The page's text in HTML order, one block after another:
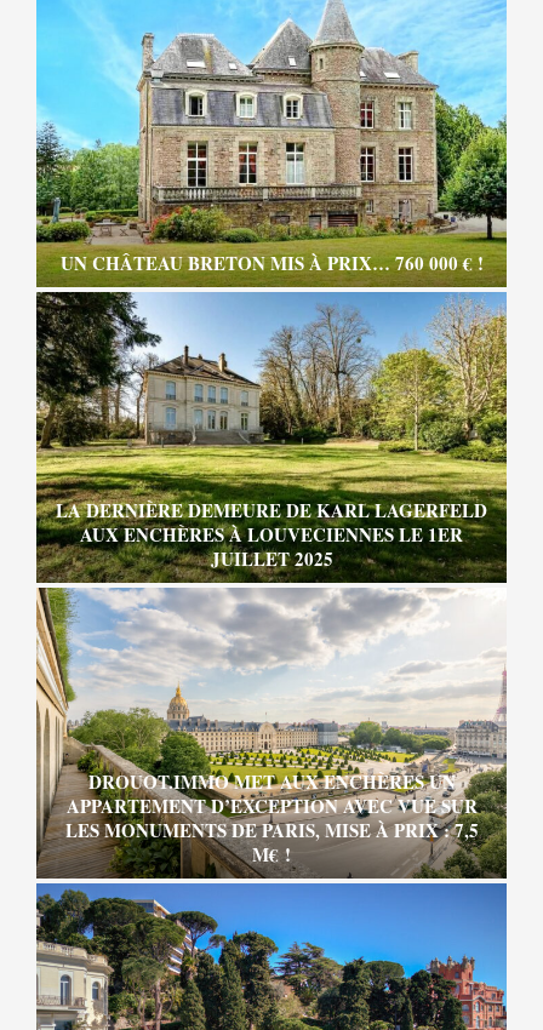
UN CHÂTEAU BRETON MIS À PRIX… 760 000 € !
LA DERNIÈRE DEMEURE DE KARL LAGERFELD
AUX ENCHÈRES À LOUVECIENNES LE 1ER
JUILLET 2025
DROUOT.IMMO MET AUX ENCHÈRES UN
APPARTEMENT D’EXCEPTION AVEC VUE SUR
LES MONUMENTS DE PARIS, MISE À PRIX : 7,5
M€ !